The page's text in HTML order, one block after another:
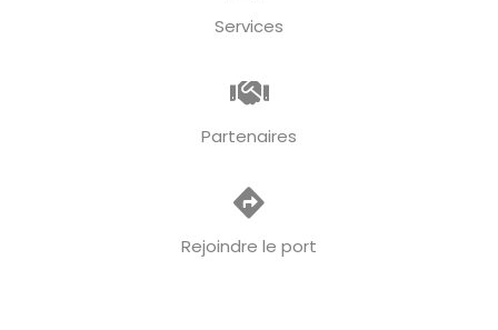
Services
Partenaires
Rejoindre le port